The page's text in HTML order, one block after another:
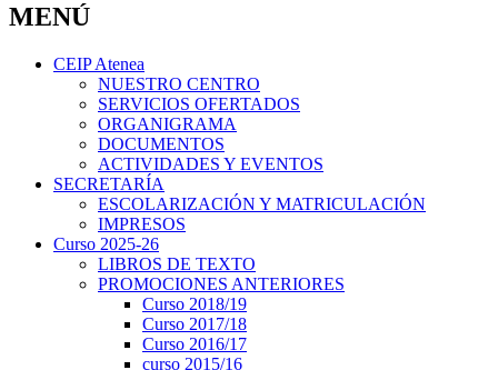
MENÚ
CEIP Atenea
NUESTRO CENTRO
SERVICIOS OFERTADOS
ORGANIGRAMA
DOCUMENTOS
ACTIVIDADES Y EVENTOS
SECRETARÍA
ESCOLARIZACIÓN Y MATRICULACIÓN
IMPRESOS
Curso 2025-26
LIBROS DE TEXTO
PROMOCIONES ANTERIORES
Curso 2018/19
Curso 2017/18
Curso 2016/17
curso 2015/16